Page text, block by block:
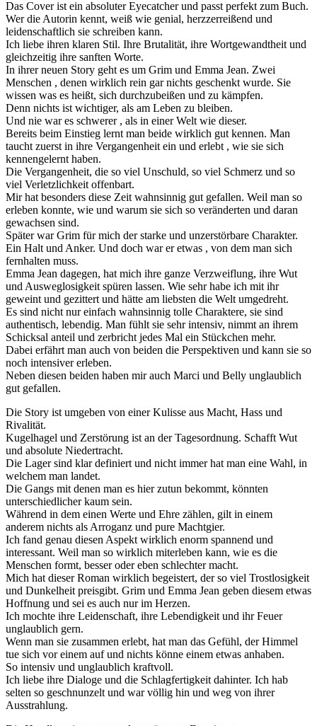
Das Cover ist ein absoluter Eyecatcher und passt perfekt zum Buch.
Wer die Autorin kennt, weiß wie genial, herzzerreißend und
leidenschaftlich sie schreiben kann.
Ich liebe ihren klaren Stil. Ihre Brutalität, ihre Wortgewandtheit und
gleichzeitig ihre sanften Worte.
In ihrer neuen Story geht es um Grim und Emma Jean. Zwei
Menschen , denen wirklich rein gar nichts geschenkt wurde. Sie
wissen was es heißt, sich durchzubeißen und zu kämpfen.
Denn nichts ist wichtiger, als am Leben zu bleiben.
Und nie war es schwerer , als in einer Welt wie dieser.
Bereits beim Einstieg lernt man beide wirklich gut kennen. Man
taucht zuerst in ihre Vergangenheit ein und erlebt , wie sie sich
kennengelernt haben.
Die Vergangenheit, die so viel Unschuld, so viel Schmerz und so
viel Verletzlichkeit offenbart.
Mir hat besonders diese Zeit wahnsinnig gut gefallen. Weil man so
erleben konnte, wie und warum sie sich so veränderten und daran
gewachsen sind.
Später war Grim für mich der starke und unzerstörbare Charakter.
Ein Halt und Anker. Und doch war er etwas , von dem man sich
fernhalten muss.
Emma Jean dagegen, hat mich ihre ganze Verzweiflung, ihre Wut
und Ausweglosigkeit spüren lassen. Wie sehr habe ich mit ihr
geweint und gezittert und hätte am liebsten die Welt umgedreht.
Es sind nicht nur einfach wahnsinnig tolle Charaktere, sie sind
authentisch, lebendig. Man fühlt sie sehr intensiv, nimmt an ihrem
Schicksal anteil und zerbricht jedes Mal ein Stückchen mehr.
Dabei erfährt man auch von beiden die Perspektiven und kann sie so
noch intensiver erleben.
Neben diesen beiden haben mir auch Marci und Belly unglaublich
gut gefallen.
Die Story ist umgeben von einer Kulisse aus Macht, Hass und
Rivalität.
Kugelhagel und Zerstörung ist an der Tagesordnung. Schafft Wut
und absolute Niedertracht.
Die Lager sind klar definiert und nicht immer hat man eine Wahl, in
welchem man landet.
Die Gangs mit denen man es hier zutun bekommt, könnten
unterschiedlicher kaum sein.
Während in dem einen Werte und Ehre zählen, gilt in einem
anderem nichts als Arroganz und pure Machtgier.
Ich fand genau diesen Aspekt wirklich enorm spannend und
interessant. Weil man so wirklich miterleben kann, wie es die
Menschen formt, besser oder eben schlechter macht.
Mich hat dieser Roman wirklich begeistert, der so viel Trostlosigkeit
und Dunkelheit preisgibt. Grim und Emma Jean geben diesem etwas
Hoffnung und sei es auch nur im Herzen.
Ich mochte ihre Leidenschaft, ihre Lebendigkeit und ihr Feuer
unglaublich gern.
Wenn man sie zusammen erlebt, hat man das Gefühl, der Himmel
tue sich vor einem auf und nichts könne einem etwas anhaben.
So intensiv und unglaublich kraftvoll.
Ich liebe ihre Dialoge und die Schlagfertigkeit dahinter. Ich hab
selten so geschnunzelt und war völlig hin und weg von ihrer
Ausstrahlung.